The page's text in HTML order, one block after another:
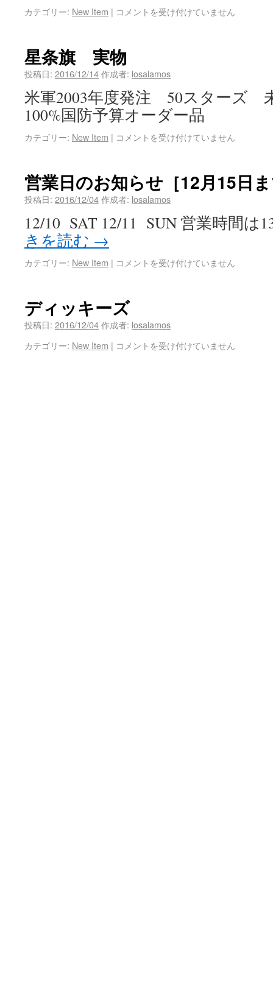
カテゴリー: New Item | コメントを受け付けていません
星条旗 実物
投稿日: 2016/12/14作成者: losalamos
米軍2003年度発注 50スターズ
100%国防予算オーダー品
カテゴリー: New Item | コメントを受け付けていません
営業日のお知らせ［12月15日
投稿日: 2016/12/04作成者: losalamos
12/10 SAT 12/11 SUN 営業時間は
きを読む →
カテゴリー: New Item | コメントを受け付けていません
ディッキーズ
投稿日: 2016/12/04作成者: losalamos
カテゴリー: New Item | コメントを受け付けていません